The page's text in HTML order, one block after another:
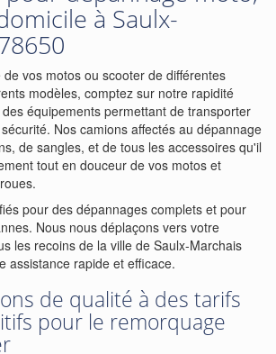
à Saulx-
vos motos ou scooter de différentes
modèles, comptez sur notre rapidité
équipements permettant de transporter
Nos camions affectés au dépannage
de sangles, et de tous les accessoires qu'il
tout en douceur de vos motos et
pour des dépannages complets et pour
Nous nous déplaçons vers votre
les recoins de la ville de Saulx-Marchais
assistance rapide et efficace.
de qualité à des tarifs
pour le remorquage